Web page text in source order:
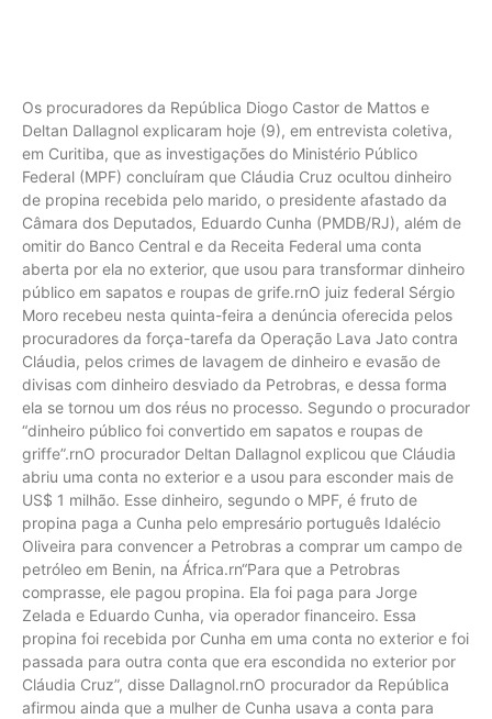
Os procuradores da República Diogo Castor de Mattos e
Deltan Dallagnol explicaram hoje (9), em entrevista coletiva,
em Curitiba, que as investigações do Ministério Público
Federal (MPF) concluíram que Cláudia Cruz ocultou dinheiro
de propina recebida pelo marido, o presidente afastado da
Câmara dos Deputados, Eduardo Cunha (PMDB/RJ), além de
omitir do Banco Central e da Receita Federal uma conta
aberta por ela no exterior, que usou para transformar dinheiro
público em sapatos e roupas de grife.rnO juiz federal Sérgio
Moro recebeu nesta quinta-feira a denúncia oferecida pelos
procuradores da força-tarefa da Operação Lava Jato contra
Cláudia, pelos crimes de lavagem de dinheiro e evasão de
divisas com dinheiro desviado da Petrobras, e dessa forma
ela se tornou um dos réus no processo. Segundo o procurador
“dinheiro público foi convertido em sapatos e roupas de
griffe”.rnO procurador Deltan Dallagnol explicou que Cláudia
abriu uma conta no exterior e a usou para esconder mais de
US$ 1 milhão. Esse dinheiro, segundo o MPF, é fruto de
propina paga a Cunha pelo empresário português Idalécio
Oliveira para convencer a Petrobras a comprar um campo de
petróleo em Benin, na África.rn“Para que a Petrobras
comprasse, ele pagou propina. Ela foi paga para Jorge
Zelada e Eduardo Cunha, via operador financeiro. Essa
propina foi recebida por Cunha em uma conta no exterior e foi
passada para outra conta que era escondida no exterior por
Cláudia Cruz”, disse Dallagnol.rnO procurador da República
afirmou ainda que a mulher de Cunha usava a conta para